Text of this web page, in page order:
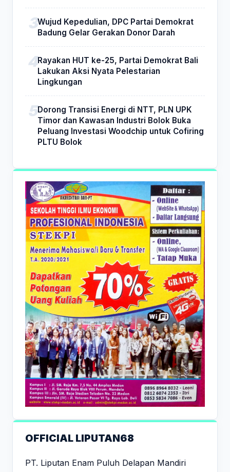
Wujud Kepedulian, DPC Partai Demokrat
Badung Gelar Gerakan Donor Darah
Rayakan HUT ke-25, Partai Demokrat Bali
Lakukan Aksi Nyata Pelestarian
Lingkungan
Dorong Transisi Energi di NTT, PLN UPK
Timor dan Kawasan Industri Bolok Buka
Peluang Investasi Woodchip untuk Cofiring
PLTU Bolok
OFFICIAL LIPUTAN68
PT. Liputan Enam Puluh Delapan Mandiri